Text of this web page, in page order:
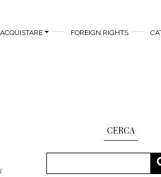
FOREIGN RIGHTS
CERCA